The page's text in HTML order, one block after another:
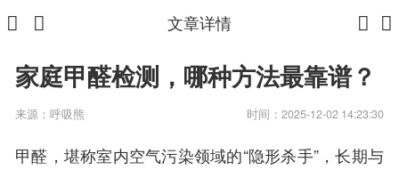
文章详情
家庭甲醛检测，哪种方法最靠谱？
来源：呼吸熊 时间：2025-12-02 14:23:30
甲醛，堪称室内空气污染领域的“隐形杀手”，长期与